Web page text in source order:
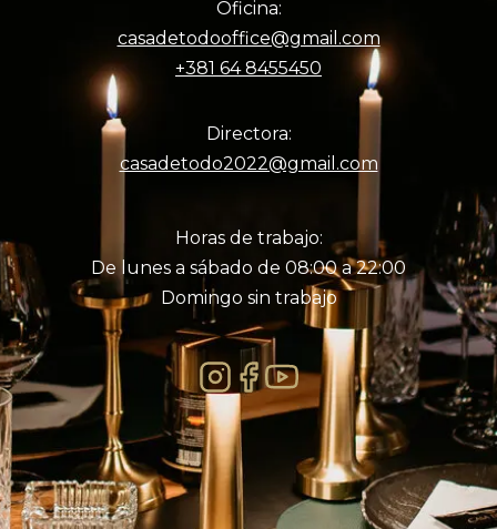
Oficina:
casadetodooffice@gmail.com
+381 64 8455450
Directora:
casadetodo2022@gmail.com
Horas de trabajo:
De lunes a sábado de 08:00 a 22:00
Domingo sin trabajo